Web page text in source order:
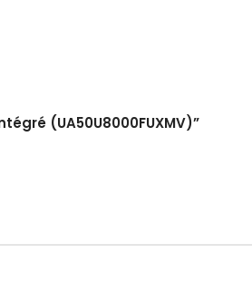
(UA50U8000FUXMV)”